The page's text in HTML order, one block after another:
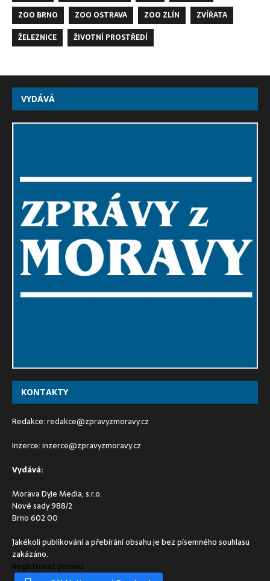
ZOO BRNO
ZOO OSTRAVA ZOO ZLÍN
ZVÍŘATA
ŽELEZNICE
ŽIVOTNÍ PROSTŘEDÍ
VYDÁVÁ
KONTAKTY
Redakce:redakce@zpravyzmoravy.cz
Inzerce:inzerce@zpravyzmoravy.cz
Vydává:
Morava Dyje Media, s.r.o.
Nové sady 988/2
Brno 602 00
Jakékoli publikování a přebírání obsahu je bez písemného souhlasu
zakázáno.
Registrovat pomocí